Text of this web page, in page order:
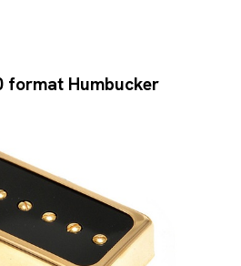
format Humbucker